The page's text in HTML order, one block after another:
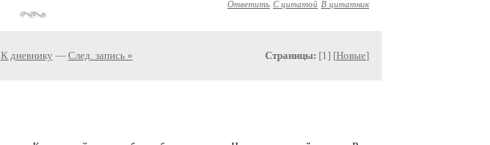
Ответить С цитатой В цитатник
К дневнику — След. запись » Страницы: [1] [Новые]